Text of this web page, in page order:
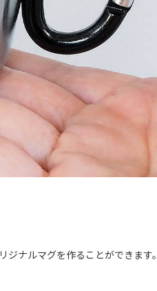
ナルマグを作ることができます。